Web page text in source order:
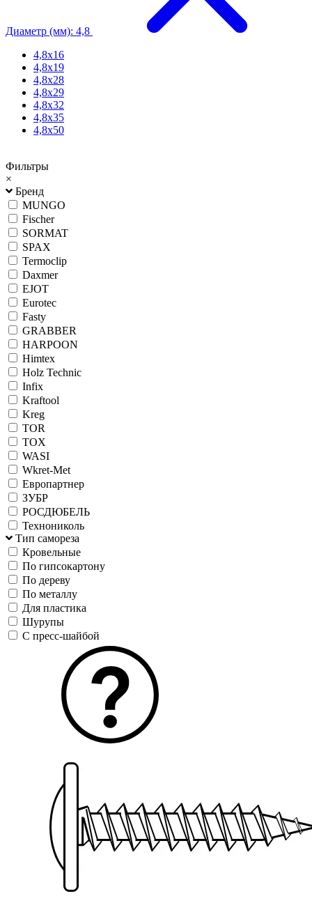
Диаметр (мм): 4,8
4,8х16
4,8х19
4,8х28
4,8х29
4,8х32
4,8х35
4,8х50
Фильтры
×
Бренд
MUNGO
Fischer
SORMAT
SPAX
Termoclip
Daxmer
EJOT
Eurotec
Fasty
GRABBER
HARPOON
Himtex
Holz Technic
Infix
Kraftool
Kreg
TOR
TOX
WASI
Wkret-Met
Европартнер
ЗУБР
РОСДЮБЕЛЬ
Технониколь
Тип самореза
Кровельные
По гипсокартону
По дереву
По металлу
Для пластика
Шурупы
С пресс-шайбой